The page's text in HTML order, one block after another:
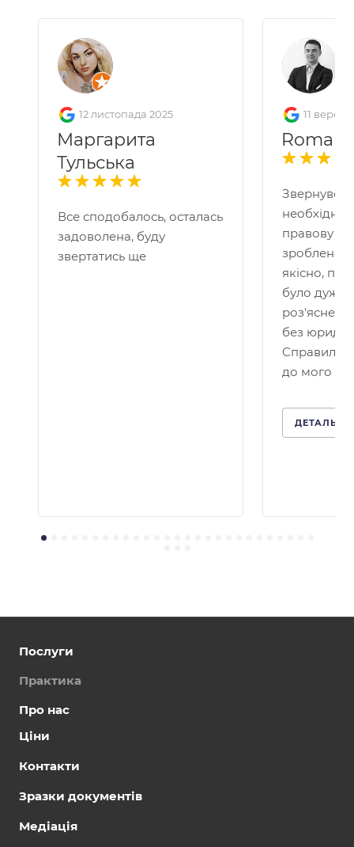
12 листопада 2025
Маргарита
Тульська
Все сподобалось, осталась
задоволена, буду
звертатись ще
11
Roman
Звернувся
правову
зроблено
якісно,
було дуже
роз'яснено
без
Справило
до мого
Послуги
Практика
Про нас
Ціни
Контакти
Зразки документів
Медіація